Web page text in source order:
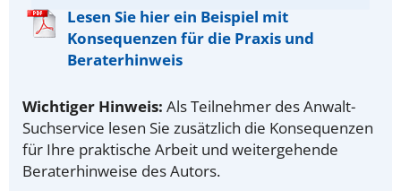
Lesen Sie hier ein Beispiel mit
Konsequenzen für die Praxis und
Beraterhinweis
Wichtiger Hinweis: Als Teilnehmer des Anwalt-
Suchservice lesen Sie zusätzlich die Konsequenzen
für Ihre praktische Arbeit und weitergehende
Beraterhinweise des Autors.